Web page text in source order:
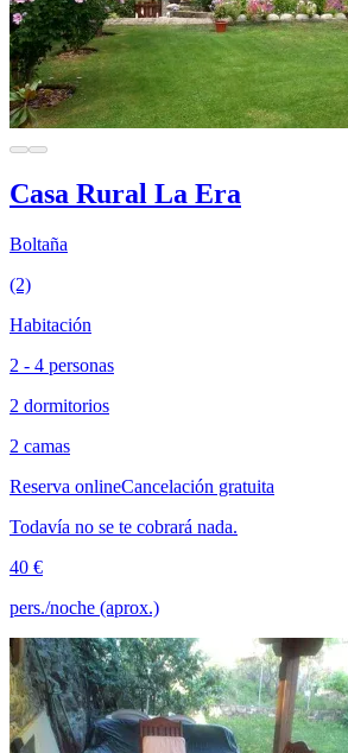
Casa Rural La Era
Boltaña
(2)
Habitación
2 - 4 personas
2 dormitorios
2 camas
Reserva onlineCancelación gratuita
Todavía no se te cobrará nada.
40 €
pers./noche (aprox.)